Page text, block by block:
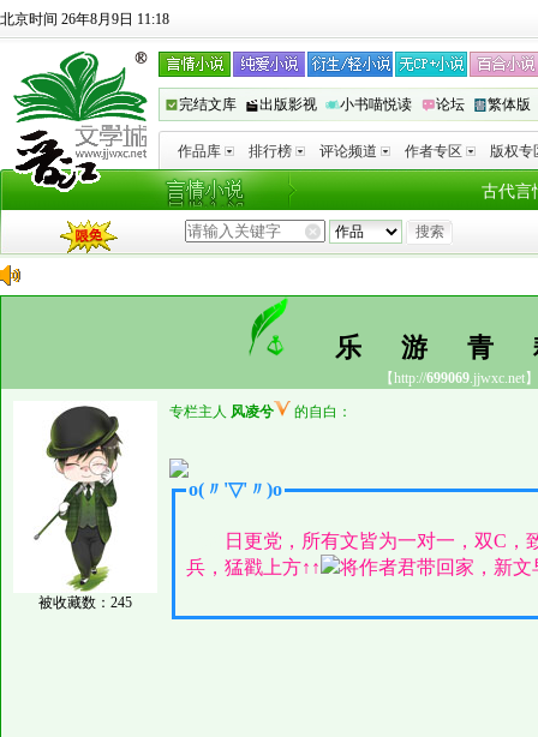
北京时间 26年8月9日 11:18
完结文库 出版影视 小书喵悦读 论坛 繁体版
作品库 排行榜 评论频道 作者专区 版权专
古代言
乐游
【http://699069.jjwxc.net】
被收藏数：245
专栏主人 风凌兮 的自白：
o(〃'▽'〃)o
日更党，所有文皆为一对一，双C，
兵，猛戳上方↑↑
将作者君带回家，新文